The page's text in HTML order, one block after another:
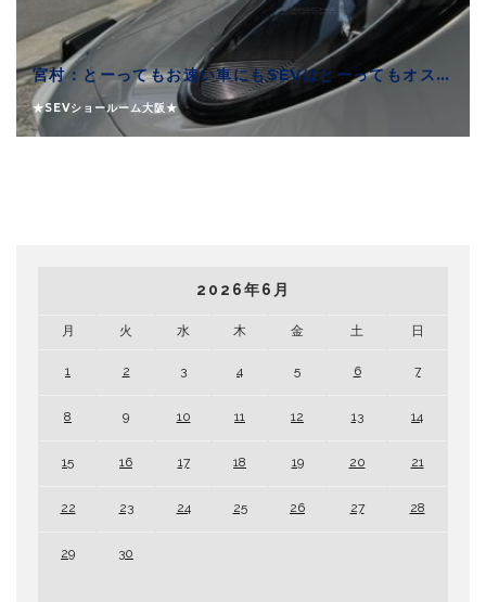
宮村：とーってもお速い車にもSEVはとーってもオススメできます
★SEVショールーム大阪★
2026年6月
月 火 水 木 金 土 日
1 2 3 4 5 6 7
8 9 10 11 12 13 14
15 16 17 18 19 20 21
22 23 24 25 26 27 28
29 30